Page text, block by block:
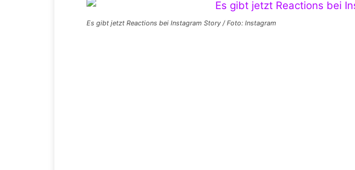
Es gibt jetzt Reactions bei Instagram Story / Foto: Instagram